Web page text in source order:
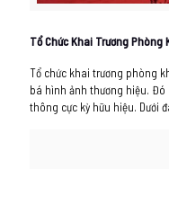
Tổ Chức Khai Trương Phòng
Tổ chức khai trương phòng
bá hình ảnh thương hiệu. Đó
thông cực kỳ hữu hiệu. Dưới